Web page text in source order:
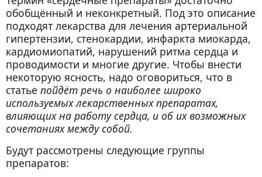
обобщённый и неконкретный. Под это описание
подходят лекарства для лечения артериальной
гипертензии, стенокардии, инфаркта миокарда,
кардиомиопатий, нарушений ритма сердца и
проводимости и многие другие. Чтобы внести
некоторую ясность, надо оговориться, что в
статье пойдёт речь о наиболее широко
используемых лекарственных препаратах,
влияющих на работу сердца, и об их возможных
сочетаниях между собой.
Будут рассмотрены следующие группы
препаратов: